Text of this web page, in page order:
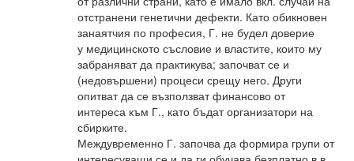
отстранени генетични дефекти. Като обикновен
занаятчия по професия, Г. не будел доверие
у медицинското съсловие и властите, които му
забраняват да практикува; започват се и
(недовършени) процеси срещу него. Други
опитват да се възползват финансово от
интереса към Г., като бъдат организатори на
сбирките.
Междувременно Г. започва да формира групи от